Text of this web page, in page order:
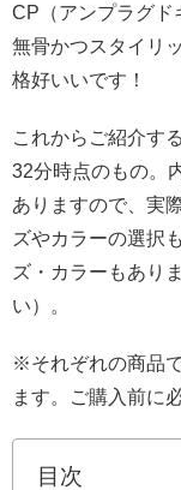
CP（アンプラグド
無骨かつスタイリ
格好いいです！
これからご紹介す
32分時点のもの。
ありますので、実
ズやカラーの選択
ズ・カラーもあり
い）。
※それぞれの商品
ます。ご購入前に
目次